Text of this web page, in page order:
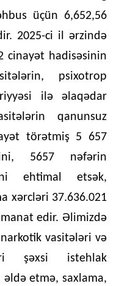
üçün 6,652,56
2025-ci il ərzində
cinayət hadisəsinin
psixotrop
ilə əlaqədar
qanunsuz
törətmiş 5 657
5657 nəfərin
ehtimal etsək,
xərcləri 37.636.021
edir. Əlimizdə
vasitələri və
şəxsi istehlak
əldə etmə, saxlama,